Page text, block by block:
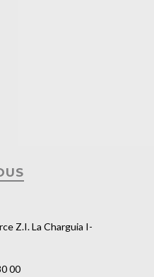
Z.I. La Charguia I-
00